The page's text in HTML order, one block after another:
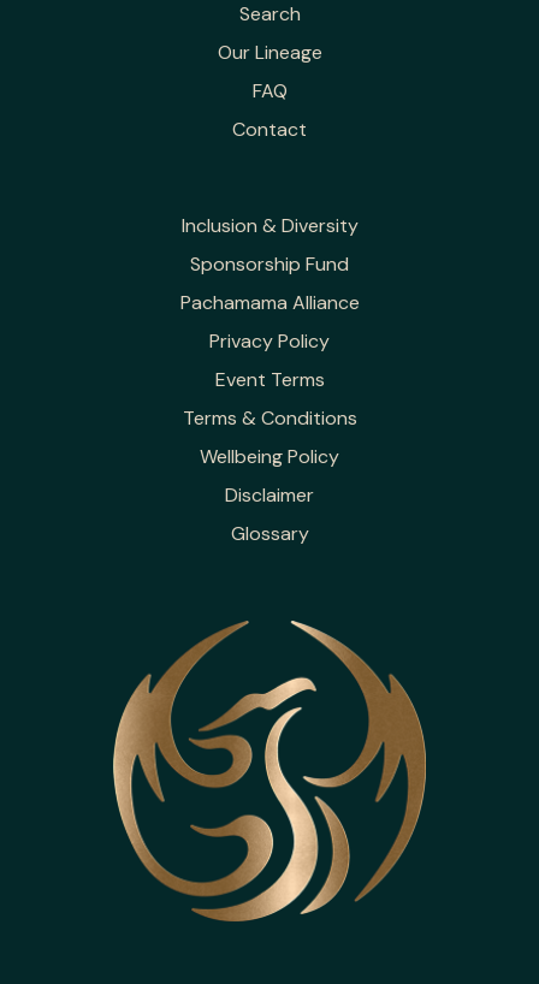
Search
Our Lineage
FAQ
Contact
Inclusion & Diversity
Sponsorship Fund
Pachamama Alliance
Privacy Policy
Event Terms
Terms & Conditions
Wellbeing Policy
Disclaimer
Glossary